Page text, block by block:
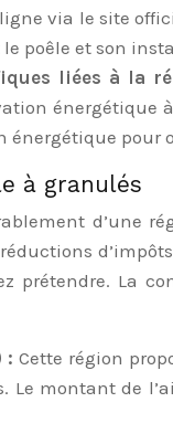
via le site
poêle et son
liées à la
énergétique
pour
à granulés
d’une
prétendre. La
: Cette région
Le montant de